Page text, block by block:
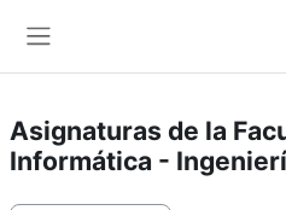
Asignaturas de la
Informática -